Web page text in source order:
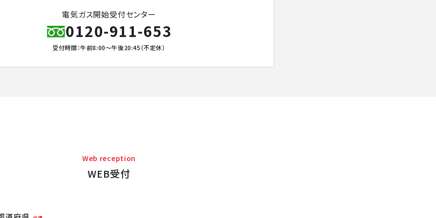
電気ガス開始受付センター
0120-911-653
受付時間：午前8:00～午後20:45（不定休）
Web reception
WEB受付